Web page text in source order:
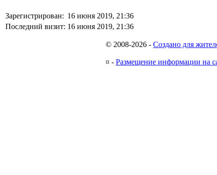
Зарегистрирован: 16 июня 2019, 21:36
Последний визит: 16 июня 2019, 21:36
© 2008-2026 - Создано для
¤ - Размещение информации на